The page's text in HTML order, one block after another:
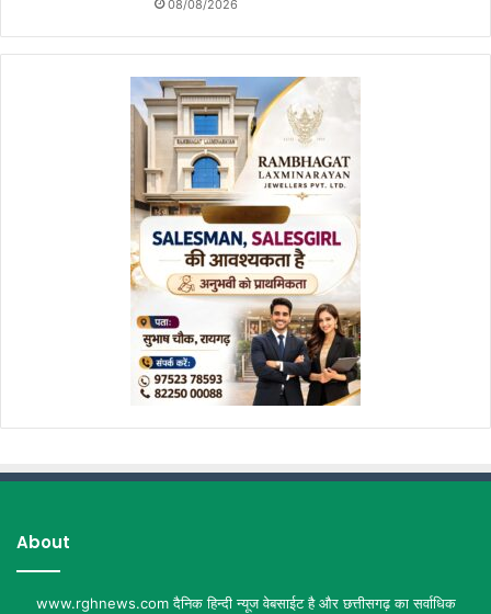
08/08/2026
About
www.rghnews.com दैनिक हिन्दी न्यूज वेबसाईट है और छत्तीसगढ़ का सर्वाधिक